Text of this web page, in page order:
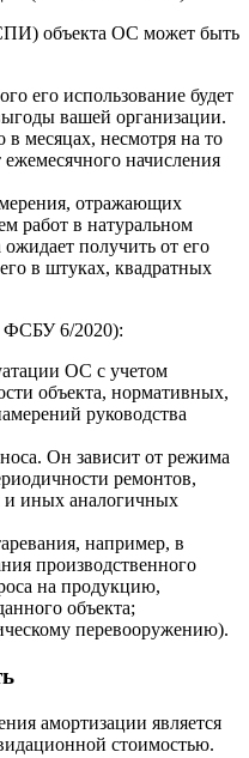
объекта ОС может быть
его использование будет
вашей организации.
в месяцах, несмотря на то
начисления
отражающих
работ в натуральном
получить от его
в штуках, квадратных
ФСБУ 6/2020):
ОС с учетом
объекта, нормативных,
руководства
Он зависит от режима
ремонтов,
и иных аналогичных
например, в
производственного
на продукцию,
объекта;
перевооружению).
амортизации является
стоимостью.